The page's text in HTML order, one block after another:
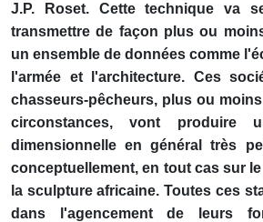
J.P. Roset. Cette technique va
transmettre de façon plus ou
un ensemble de données comme
l'armée et l'architecture. Ces
chasseurs-pêcheurs, plus ou
circonstances, vont produire
dimensionnelle en général très
conceptuellement, en tout cas sur
la sculpture africaine. Toutes ces
dans l'agencement de leurs